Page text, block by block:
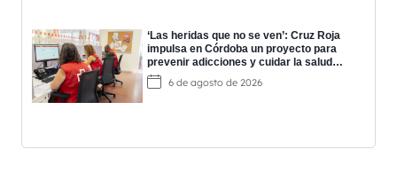
‘Las heridas que no se ven’: Cruz Roja
impulsa en Córdoba un proyecto para
prevenir adicciones y cuidar la salud
mental
6 de agosto de 2026